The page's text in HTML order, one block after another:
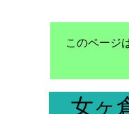
このページ
女ヶ